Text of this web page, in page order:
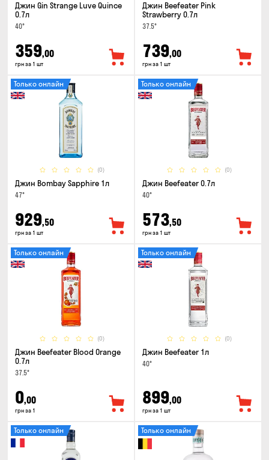
Джин Gin Strange Luve Quince
0.7л
40°
359,00
грн за 1 шт
Джин Beefeater Pink
Strawberry 0.7л
37.5°
739,00
грн за 1 шт
(0)
Только онлайн
Джин Bombay Sapphire 1л
47°
929,50
грн за 1 шт
(0)
Только онлайн
Джин Beefeater 0.7л
40°
573,50
грн за 1 шт
(0)
Только онлайн
Джин Beefeater Blood Orange
0.7л
37.5°
0,00
грн за 1
(0)
Только онлайн
Джин Beefeater 1л
40°
899,00
грн за 1 шт
Только онлайн Только онлайн